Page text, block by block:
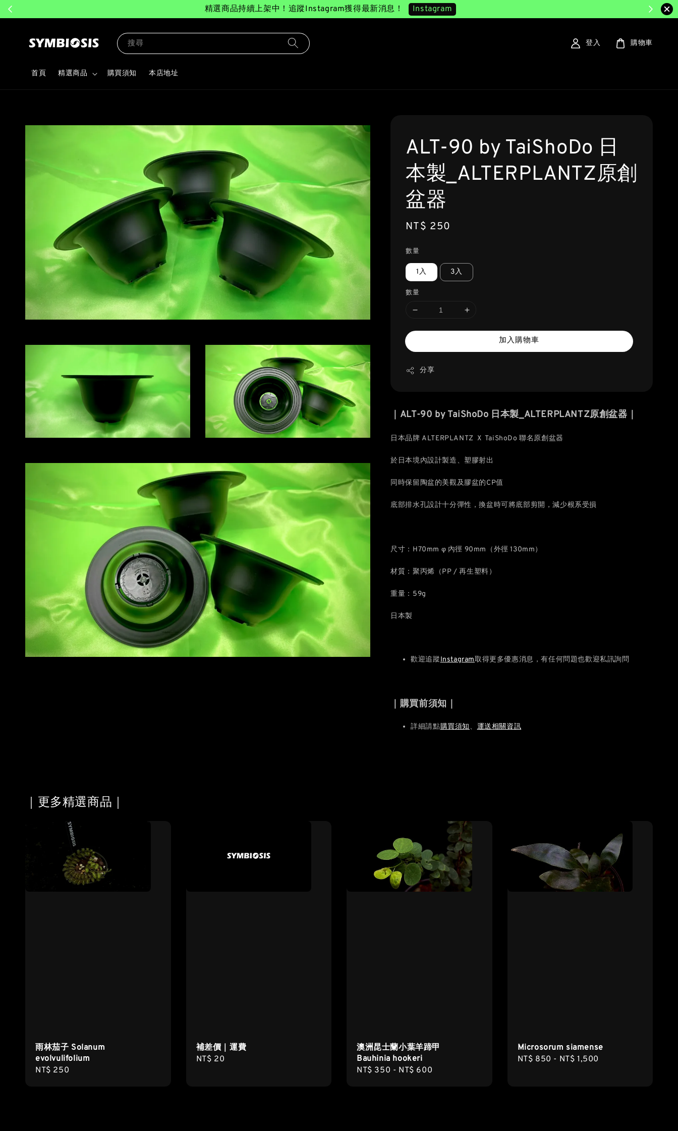
精選商品持續上架中！追蹤Instagram獲得最新消息！ Instagram
搜尋
首頁 精選商品 購買須知 本店地址
登入 購物車
ALT-90 by TaiShoDo 日
本製_ALTERPLANTZ原創
盆器
Regular
NT$ 250
數量
1入 3入
數量
加入購物車
分享
｜ALT-90 by TaiShoDo 日本製_ALTERPLANTZ原創盆器｜
日本品牌 ALTERPLANTZ X TaiShoDo 聯名原創盆器
於日本境內設計製造、塑膠射出
同時保留陶盆的美觀及膠盆的CP值
底部排水孔設計十分彈性，換盆時可將底部剪開，減少根系受損
尺寸：H70mm φ 內徑 90mm（外徑 130mm）
材質：聚丙烯（PP / 再生塑料）
重量：59g
日本製
歡迎追蹤Instagram取得更多優惠消息，有任何問題也歡迎私訊詢問
｜購買前須知｜
詳細請點購買須知、 運送相關資訊
｜更多精選商品｜
雨林茄子 Solanum
evolvulifolium
Regular
NT$ 250
補差價｜運費
Regular
NT$ 20
澳洲昆士蘭小葉羊蹄甲
Bauhinia hookeri
Regular
NT$ 350 - NT$ 600
Microsorum siamense
Regular
NT$ 850 - NT$ 1,500